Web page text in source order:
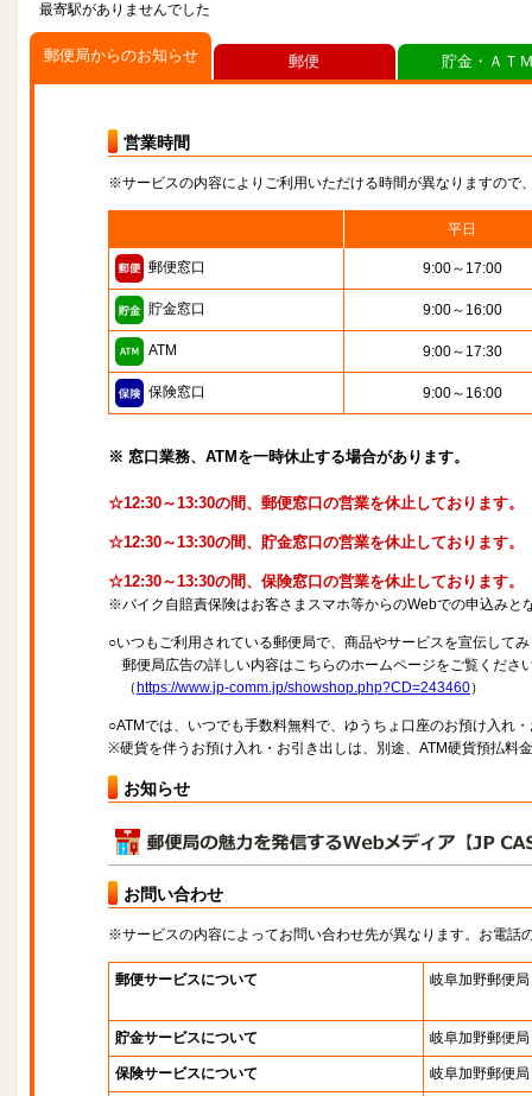
最寄駅がありませんでした
郵便局からのお知らせ
営業時間
※サービスの内容によりご利用いただける時間が異なりますので
平日
郵便窓口 9:00～17:00
貯金窓口 9:00～16:00
ATM 9:00～17:30
保険窓口 9:00～16:00
※ 窓口業務、ATMを一時休止する場合があります。
☆12:30～13:30の間、郵便窓口の営業を休止しております。
☆12:30～13:30の間、貯金窓口の営業を休止しております。
☆12:30～13:30の間、保険窓口の営業を休止しております。
※バイク自賠責保険はお客さまスマホ等からのWebでの申込みと
○いつもご利用されている郵便局で、商品やサービスを宣伝して
郵便局広告の詳しい内容はこちらのホームページをご覧くださ
（ https://www.jp-comm.jp/showshop.php?CD=243460）
○ATMでは、いつでも手数料無料で、ゆうちょ口座のお預け入れ
※硬貨を伴うお預け入れ・お引き出しは、別途、ATM硬貨預払料
お知らせ
お問い合わせ
※サービスの内容によってお問い合わせ先が異なります。お電話
郵便サービスについて 岐阜加野郵便局
貯金サービスについて 岐阜加野郵便局
保険サービスについて 岐阜加野郵便局
郵便 貯金・ＡＴ